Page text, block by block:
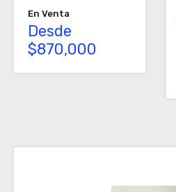
En Venta
Desde
$870,000